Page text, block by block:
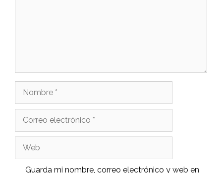
electrónico
Guarda mi nombre, correo electrónico y web en